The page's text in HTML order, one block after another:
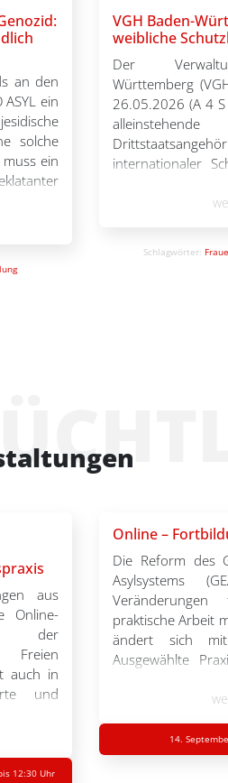
an den
ein
solche
ein
VGH Baden-
weibliche
Der
Württemberg
26.05.2026 (A 4
alleinstehende
internationaler
Lage
internationaler
Schlagwörter:
aus
Online-
der
Freien
auch in
und
Die
12:30 Uhr
Online –
Die Reform des
Asylsystems
praktische Arbeit
ändert sich
Ausgewählte
herzlich zu
Montag, den
Uhr ein.14.